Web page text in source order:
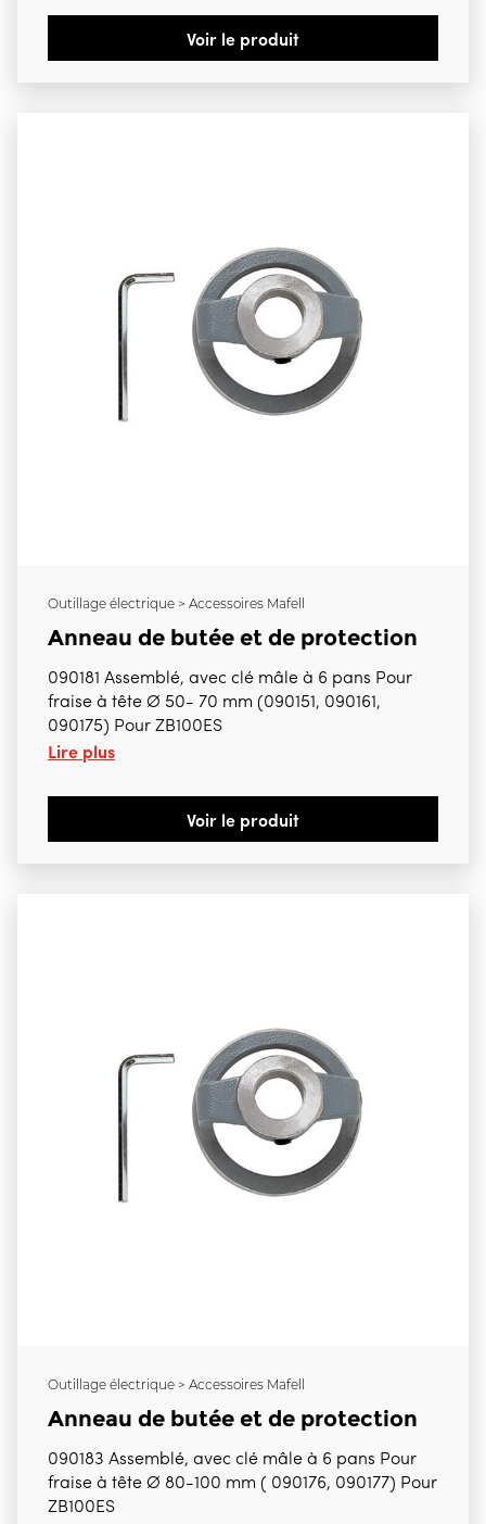
Voir le produit
Outillage électrique > Accessoires Mafell
Anneau de butée et de protection
090181 Assemblé, avec clé mâle à 6 pans Pour
fraise à tête Ø 50- 70 mm (090151, 090161,
090175) Pour ZB100ES
Lire plus
Voir le produit
Outillage électrique > Accessoires Mafell
Anneau de butée et de protection
090183 Assemblé, avec clé mâle à 6 pans Pour
fraise à tête Ø 80-100 mm ( 090176, 090177) Pour
ZB100ES